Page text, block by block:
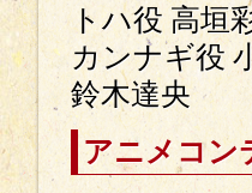
トハ役 高垣
カンナギ役
鈴木達央
アニメコン